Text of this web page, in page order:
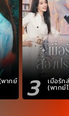
ากย์ 3 เมื่อรัก
(พากย์